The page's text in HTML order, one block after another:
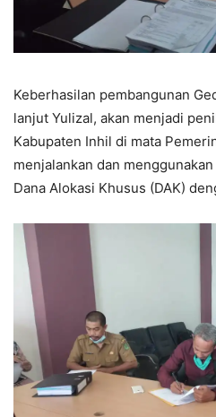
Keberhasilan pembangunan
lanjut Yulizal, akan menjadi
Kabupaten Inhil di mata
menjalankan dan
Dana Alokasi Khusus (DAK)